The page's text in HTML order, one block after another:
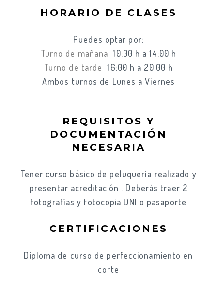
HORARIO DE CLASES
Puedes optar por:
Turno de mañana 10:00 h a 14:00 h
Turno de tarde 16:00 h a 20:00 h
Ambos turnos de Lunes a Viernes
REQUISITOS Y
DOCUMENTACIÓN
NECESARIA
Tener curso básico de peluquería realizado y
presentar acreditación . Deberás traer 2
fotografías y fotocopia DNI o pasaporte
CERTIFICACIONES
Diploma de curso de perfeccionamiento en
corte